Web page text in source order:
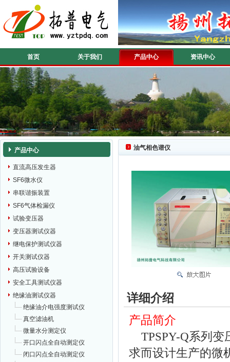
首页 关于我们 产品中心 资讯中心
产品中心
直流高压发生器
SF6微水仪
串联谐振装置
SF6气体检漏仪
试验变压器
变压器测试仪器
继电保护测试仪器
开关测试仪器
高压试验设备
安全工具测试仪器
绝缘油测试仪器
绝缘油介电强度测试仪
真空滤油机
微量水分测定仪
开口闪点全自动测定仪
闭口闪点全自动测定仪
油气相色谱仪
详细介绍
产品简介
TPSPY-Q系列变
求而设计生产的微